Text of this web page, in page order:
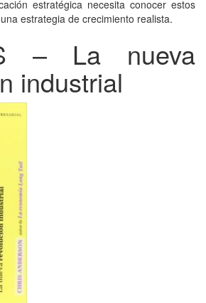
estratégica necesita conocer estos
estrategia de crecimiento realista.
– La nueva
industrial